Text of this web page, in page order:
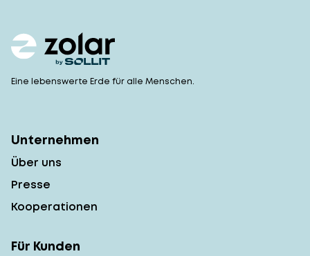
Eine lebenswerte Erde für alle Menschen.
Unternehmen
Über uns
Presse
Kooperationen
Für Kunden